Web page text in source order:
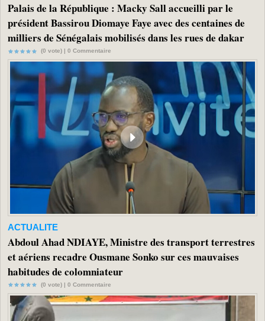
Palais de la République : Macky Sall accueilli par le
président Bassirou Diomaye Faye avec des centaines de
milliers de Sénégalais mobilisés dans les rues de dakar
(0 vote) | 0 Commentaire
ACTUALITE
Abdoul Ahad NDIAYE, Ministre des transport terrestres
et aériens recadre Ousmane Sonko sur ces mauvaises
habitudes de colomniateur
(0 vote) | 0 Commentaire